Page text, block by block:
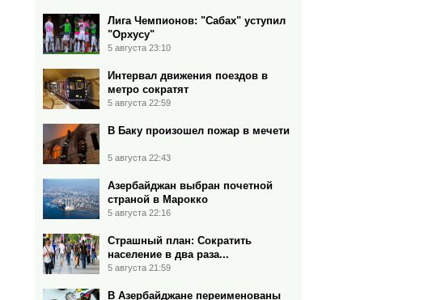
Лига Чемпионов: "Сабах" уступил
"Орхусу"
5 августа 23:10
Интервал движения поездов в
метро сократят
5 августа 22:59
В Баку произошел пожар в мечети
5 августа 22:43
Азербайджан выбран почетной
страной в Марокко
5 августа 22:16
Страшный план: Сократить
население в два раза...
5 августа 21:59
В Азербайджане переименованы